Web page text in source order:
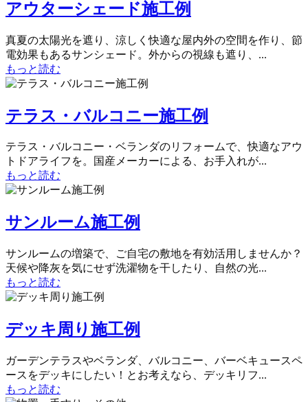
アウターシェード施工例
真夏の太陽光を遮り、涼しく快適な屋内外の空間を作り、節
電効果もあるサンシェード。外からの視線も遮り、...
もっと読む
テラス・バルコニー施工例
テラス・バルコニー・ベランダのリフォームで、快適なアウ
トドアライフを。国産メーカーによる、お手入れが...
もっと読む
サンルーム施工例
サンルームの増築で、ご自宅の敷地を有効活用しませんか？
天候や降灰を気にせず洗濯物を干したり、自然の光...
もっと読む
デッキ周り施工例
ガーデンテラスやベランダ、バルコニー、バーベキュースペ
ースをデッキにしたい！とお考えなら、デッキリフ...
もっと読む